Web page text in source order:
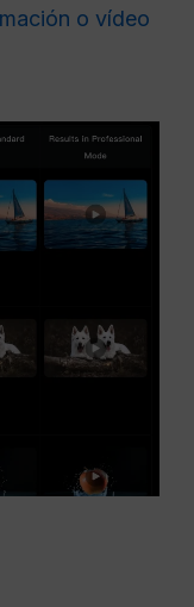
o vídeo